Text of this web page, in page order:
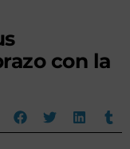
con la